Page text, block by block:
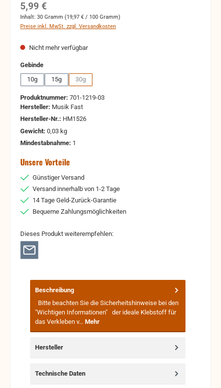
Regulärer Preis:
5,99 €
Inhalt: 30 Gramm (19,97 € / 100 Gramm)
Preise inkl. MwSt. zzgl. Versandkosten
Nicht mehr verfügbar
Gebindeauswählen
10g
15g 30g
(Diese Option ist zurzeit nicht verfügbar.)
Produktnummer: 701-1219-03
Hersteller: Musik Fast
Hersteller-Nr.: HM1526
Gewicht: 0,03 kg
Mindestabnahme: 1
Unsere Vorteile
Günstiger Versand
Versand innerhalb von 1-2 Tage
14 Tage Geld-Zurück-Garantie
Bequeme Zahlungsmöglichkeiten
Dieses Produkt weiterempfehlen:
Beschreibung
Bitte beachten Sie die Sicherheitshinweise bei den
"Wichtigen Informationen" der ideale Klebstoff für
das Verkleben v… Mehr
Hersteller
Technische Daten